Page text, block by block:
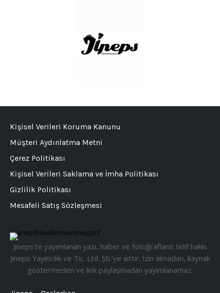
Jineps’te yayımlanan yazı, haber ve fotoğrafların telif hakkı
Jineps Yayıncılık ve Tic. Ltd. Şti.’ye aittir. İzin almadan, kaynak
göstermeden ve link paylaşmadan yayımlanamaz.
Kişisel Verileri Koruma Kanunu
Müşteri Aydınlatma Metni
Çerez Politikası
Kişisel Verileri Saklama ve İmha Politikası
Gizlilik Politikası
Mesafeli Satış Sözleşmesi